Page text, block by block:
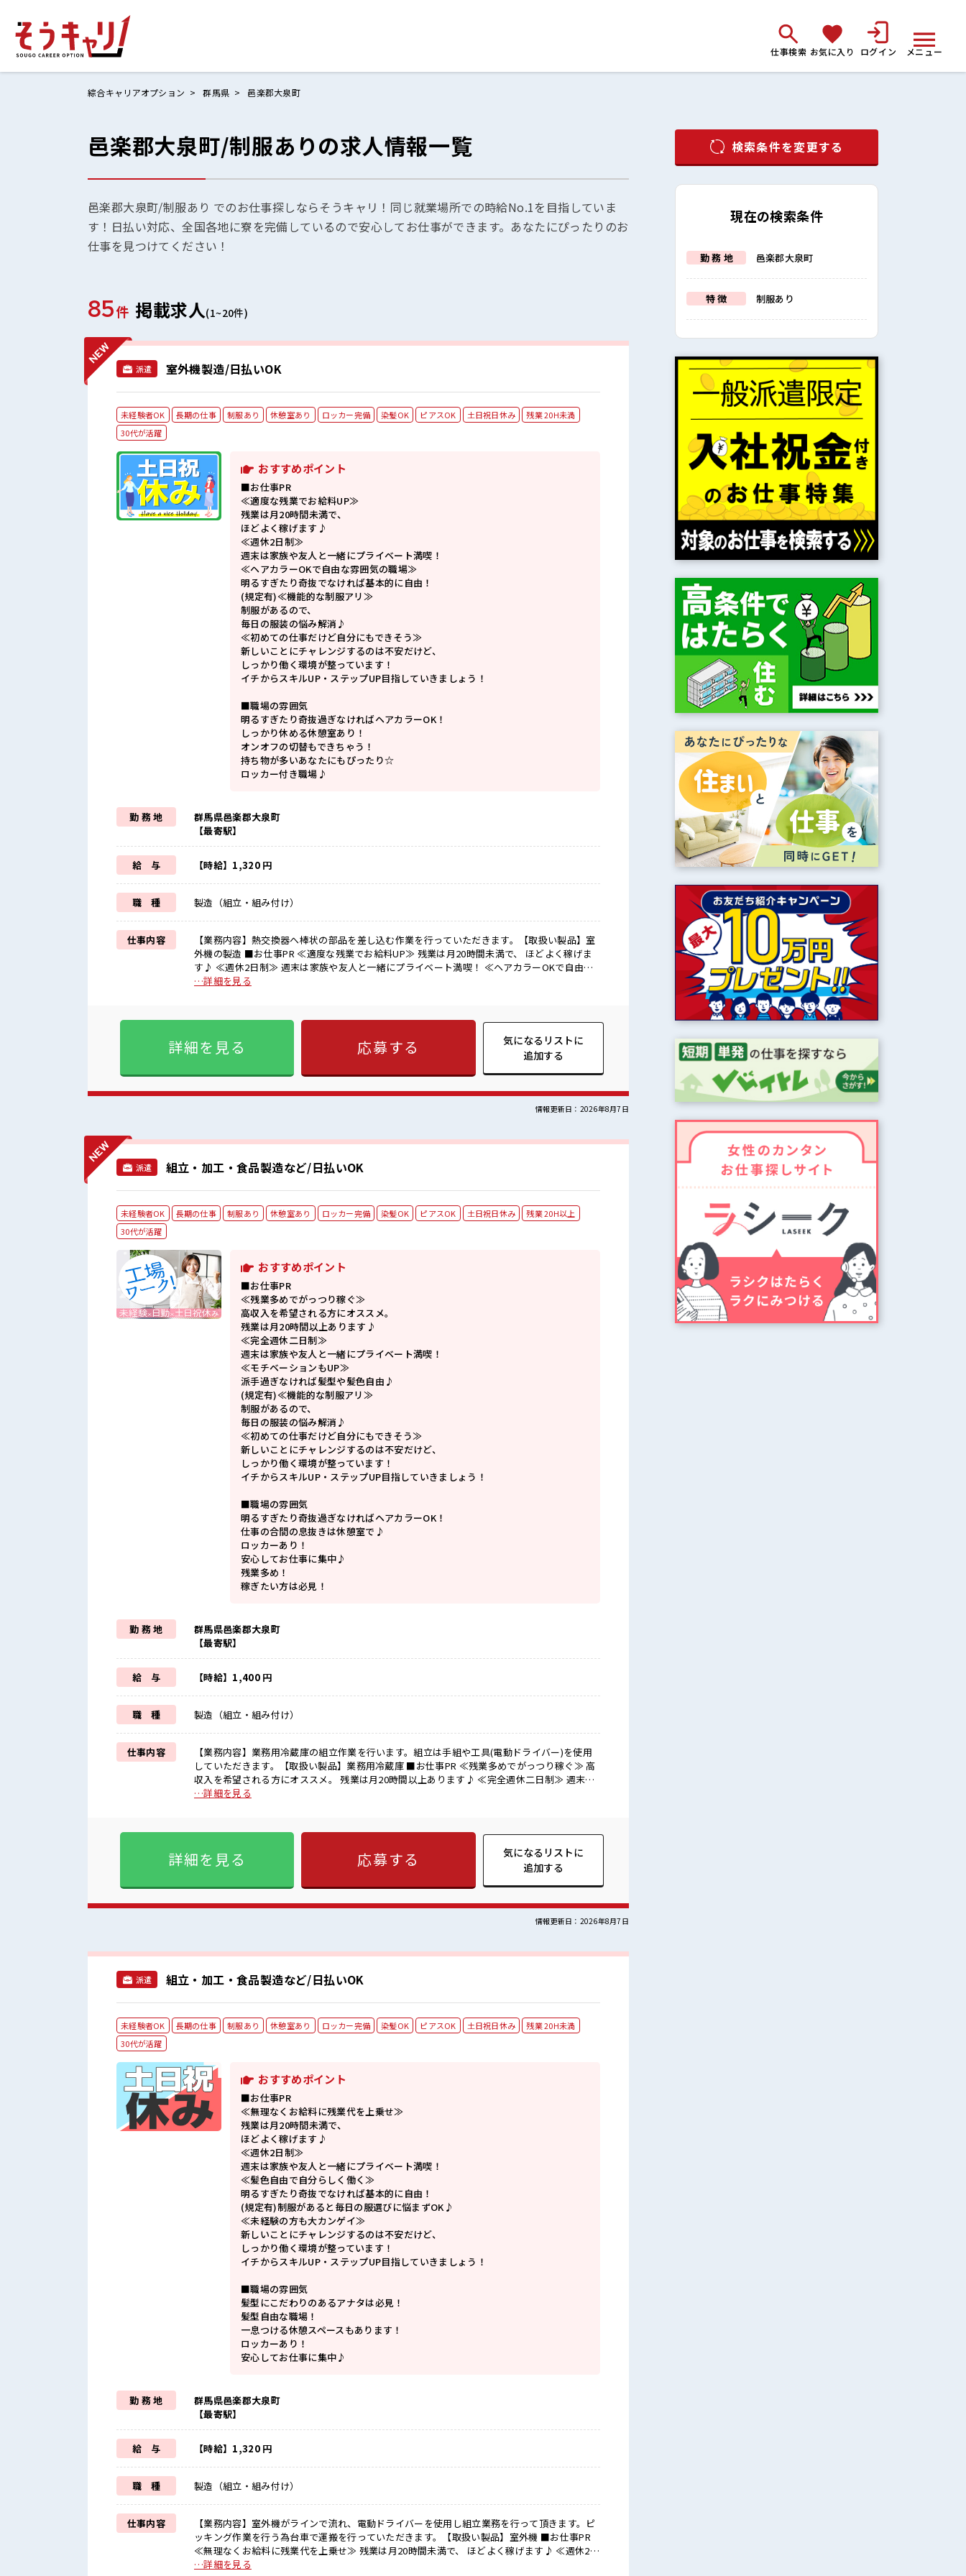
仕事検索 お気に入り ログイン メニュー
ホームにもどる
お気に入りリスト
お問い合わせ
綜合キャリアオプション 群馬県 邑楽郡大泉町
邑楽郡大泉町/制服ありの求人情報一覧
邑楽郡大泉町/制服あり でのお仕事探しならそうキャリ！同じ就業場所での時給No.1を目指していま
す！日払い対応、全国各地に寮を完備しているので安心してお仕事ができます。あなたにぴったりのお
仕事を見つけてください！
85件 掲載求人(1~20件)
派遣 室外機製造/日払いOK
未経験者OK 長期の仕事 制服あり 休憩室あり ロッカー完備 染髪OK ピアスOK 土日祝日休み
残業 20H未満
30代が活躍
おすすめポイント
■お仕事PR
≪適度な残業でお給料UP≫
残業は月20時間未満で、
ほどよく稼げます♪
≪週休2日制≫
週末は家族や友人と一緒にプライベート満喫！
≪ヘアカラーOKで自由な雰囲気の職場≫
明るすぎたり奇抜でなければ基本的に自由！
(規定有)≪機能的な制服アリ≫
制服があるので、
毎日の服装の悩み解消♪
≪初めての仕事だけど自分にもできそう≫
新しいことにチャレンジするのは不安だけど、
しっかり働く環境が整っています！
イチからスキルUP・ステップUP目指していきましょう！
■職場の雰囲気
明るすぎたり奇抜過ぎなければヘアカラーOK！
しっかり休める休憩室あり！
オンオフの切替もできちゃう！
持ち物が多いあなたにもぴったり☆
ロッカー付き職場♪
勤 務 地
群馬県邑楽郡大泉町
【最寄駅】
給 与 【時給】1,320 円
職 種 製造（組立・組み付け）
仕事内容
【業務内容】熱交換器へ棒状の部品を差し込む作業を行っていただきます。【取扱い製品】室
外機の製造 ■お仕事PR ≪適度な残業でお給料UP≫ 残業は月20時間未満で、 ほどよく稼げま
す♪ ≪週休2日制≫ 週末は家族や友人と一緒にプライベート満喫！ ≪ヘアカラーOKで自由な
雰囲気の職場≫ 明るすぎたり奇抜でなければ基本的に自由！ (規定有)≪機能的な制服アリ≫ 制
UP・ステップUP目指していきましょう！ ■職場の雰囲気 明るすぎたり奇抜過ぎなければヘア
カラーOK！ しっかり休める休憩室あり！ オンオフの切替もできちゃう！ 持ち物が多いあなた
にもぴったり☆ ロッカー付き職場♪
…詳細を見る
詳細を見る 応募する
気になるリストに
追加する
情報更新日：2026年8月7日
派遣 組立・加工・食品製造など/日払いOK
未経験者OK 長期の仕事 制服あり 休憩室あり ロッカー完備 染髪OK ピアスOK 土日祝日休み
残業 20H以上
30代が活躍
おすすめポイント
■お仕事PR
≪残業多めでがっつり稼ぐ≫
高収入を希望される方にオススメ。
残業は月20時間以上あります♪
≪完全週休二日制≫
週末は家族や友人と一緒にプライベート満喫！
≪モチベーションもUP≫
派手過ぎなければ髪型や髪色自由♪
(規定有)≪機能的な制服アリ≫
制服があるので、
毎日の服装の悩み解消♪
≪初めての仕事だけど自分にもできそう≫
新しいことにチャレンジするのは不安だけど、
しっかり働く環境が整っています！
イチからスキルUP・ステップUP目指していきましょう！
■職場の雰囲気
明るすぎたり奇抜過ぎなければヘアカラーOK！
仕事の合間の息抜きは休憩室で♪
ロッカーあり！
安心してお仕事に集中♪
残業多め！
稼ぎたい方は必見！
勤 務 地
群馬県邑楽郡大泉町
【最寄駅】
給 与 【時給】1,400 円
職 種 製造（組立・組み付け）
仕事内容
【業務内容】業務用冷蔵庫の組立作業を行います。組立は手組や工具(電動ドライバー)を使用
していただきます。【取扱い製品】業務用冷蔵庫 ■お仕事PR ≪残業多めでがっつり稼ぐ≫ 高
収入を希望される方にオススメ。 残業は月20時間以上あります♪ ≪完全週休二日制≫ 週末は
家族や友人と一緒にプライベート満喫！ ≪モチベーションもUP≫ 派手過ぎなければ髪型や髪
く環境が整っています！ イチからスキルUP・ステップUP目指していきましょう！ ■職場の雰
囲気 明るすぎたり奇抜過ぎなければヘアカラーOK！ 仕事の合間の息抜きは休憩室で♪ ロッカ
ーあり！ 安心してお仕事に集中♪ 残業多め！ 稼ぎたい方は必見！
…詳細を見る
詳細を見る 応募する
気になるリストに
追加する
情報更新日：2026年8月7日
派遣 組立・加工・食品製造など/日払いOK
未経験者OK 長期の仕事 制服あり 休憩室あり ロッカー完備 染髪OK ピアスOK 土日祝日休み
残業 20H未満
30代が活躍
おすすめポイント
■お仕事PR
≪無理なくお給料に残業代を上乗せ≫
残業は月20時間未満で、
ほどよく稼げます♪
≪週休2日制≫
週末は家族や友人と一緒にプライベート満喫！
≪髪色自由で自分らしく働く≫
明るすぎたり奇抜でなければ基本的に自由！
(規定有)制服があると毎日の服選びに悩まずOK♪
≪未経験の方も大カンゲイ≫
新しいことにチャレンジするのは不安だけど、
しっかり働く環境が整っています！
イチからスキルUP・ステップUP目指していきましょう！
■職場の雰囲気
髪型にこだわりのあるアナタは必見！
髪型自由な職場！
一息つける休憩スペースもあります！
ロッカーあり！
安心してお仕事に集中♪
勤 務 地
群馬県邑楽郡大泉町
【最寄駅】
給 与 【時給】1,320 円
職 種 製造（組立・組み付け）
仕事内容
【業務内容】室外機がラインで流れ、電動ドライバーを使用し組立業務を行って頂きます。ピ
ッキング作業を行う為台車で運搬を行っていただきます。【取扱い製品】室外機 ■お仕事PR
≪無理なくお給料に残業代を上乗せ≫ 残業は月20時間未満で、 ほどよく稼げます♪ ≪週休2日
制≫ 週末は家族や友人と一緒にプライベート満喫！ ≪髪色自由で自分らしく働く≫ 明るすぎ
…詳細を見る
検索条件を変更する
現在の検索条件
勤 務 地 邑楽郡大泉町
特 徴 制服あり